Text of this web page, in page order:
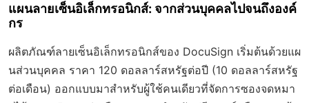
แผนลายเซ็นอิเล็กทรอนิกส์: จากส่วนบุคคลไปจนถึงองค์
กร
ผลิตภัณฑ์ลายเซ็นอิเล็กทรอนิกส์ของ DocuSign เริ่มต้นด้วยแผ
นส่วนบุคคล ราคา 120 ดอลลาร์สหรัฐต่อปี (10 ดอลลาร์สหรัฐ
ต่อเดือน) ออกแบบมาสำหรับผู้ใช้คนเดียวที่จัดการซองจดหมา